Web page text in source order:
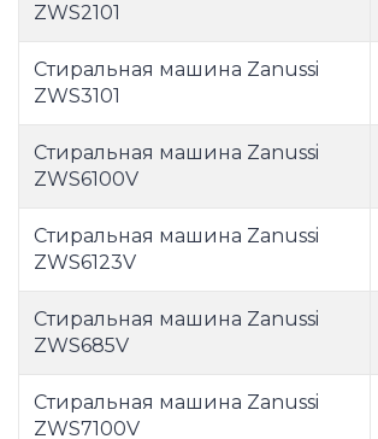
ZWS2101
Стиральная машина Zanussi
ZWS3101
Стиральная машина Zanussi
ZWS6100V
Стиральная машина Zanussi
ZWS6123V
Стиральная машина Zanussi
ZWS685V
Стиральная машина Zanussi
ZWS7100V